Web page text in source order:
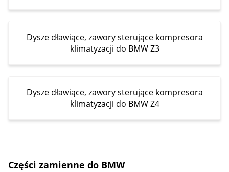
Dysze dławiące, zawory sterujące kompresora
klimatyzacji do BMW Z3
Dysze dławiące, zawory sterujące kompresora
klimatyzacji do BMW Z4
Części zamienne do BMW